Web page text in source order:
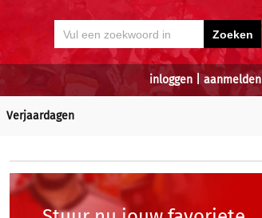
inloggen aanmelden
Verjaardagen